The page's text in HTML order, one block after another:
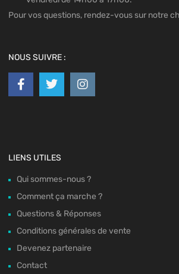
Pour vos questions, rendez-vous sur notre
NOUS SUIVRE :
LIENS UTILES
Qui sommes-nous ?
Comment ça marche ?
Questions & Réponses
Conditions générales de vente
Devenez partenaire
Contact